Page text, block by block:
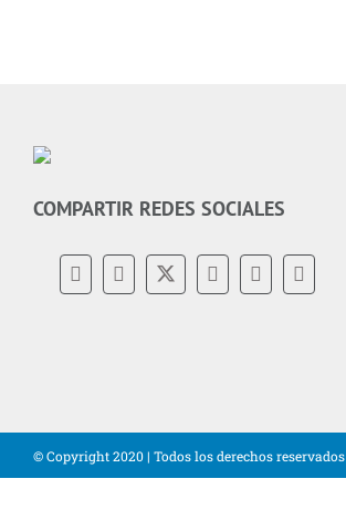
COMPARTIR REDES SOCIALES
© Copyright 2020 | Todos los derechos reservados